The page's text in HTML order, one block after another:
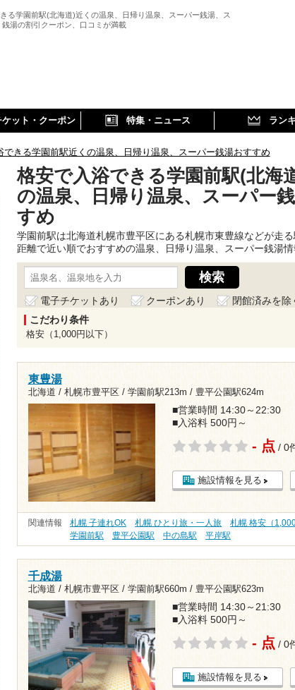
る学園前駅(北海道)近くの温泉、日帰り温泉、スーパー銭湯、ス
銭湯の割引クーポン、口コミが満載
ケット・クーポン 特集・ニュース ラン
できる学園前駅近くの温泉、日帰り温泉、スーパー銭湯おすすめ
格安で入浴できる学園前駅(北海
の温泉、日帰り温泉、スーパー
すめ
学園前駅は北海道札幌市豊平区にある札幌市東豊線などが走
距離で近い順でおすすめの温泉、日帰り温泉、スーパー銭湯情
電子チケットあり クーポンあり
閉館済みを除
こだわり条件
格安（1,000円以下）
東豊湯
北海道 / 札幌市豊平区 / 学園前駅213m / 豊平公園駅624m
■営業時間 14:30～22:30
■入浴料 500円～
- 点 / 0
施設情報を見る
関連情報 札幌 子連れOK 札幌 ひとり旅・一人旅 札幌 格安（
学園前駅
豊平公園駅 中の島駅 平岸駅
千成湯
北海道 / 札幌市豊平区 / 学園前駅660m / 豊平公園駅623m
■営業時間 14:30～21:30
■入浴料 500円～
- 点 / 0
施設情報を見る